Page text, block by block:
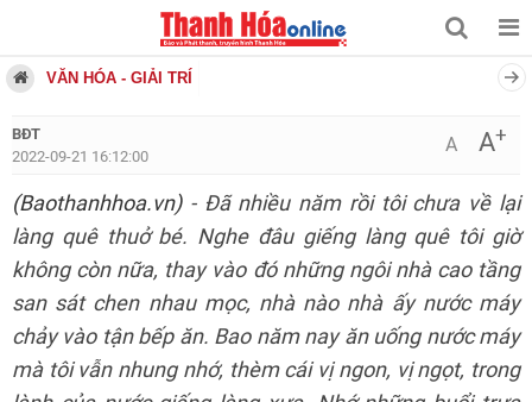
VĂN HÓA - GIẢI TRÍ
BĐT
2022-09-21 16:12:00
A A+
(Baothanhhoa.vn)- Đã nhiều năm rồi tôi chưa về lại
làng quê thuở bé. Nghe đâu giếng làng quê tôi giờ
không còn nữa, thay vào đó những ngôi nhà cao tầng
san sát chen nhau mọc, nhà nào nhà ấy nước máy
chảy vào tận bếp ăn. Bao năm nay ăn uống nước máy
mà tôi vẫn nhung nhớ, thèm cái vị ngon, vị ngọt, trong